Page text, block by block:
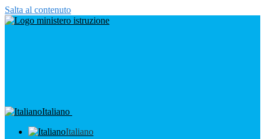
Salta al contenuto
Italiano
Italiano